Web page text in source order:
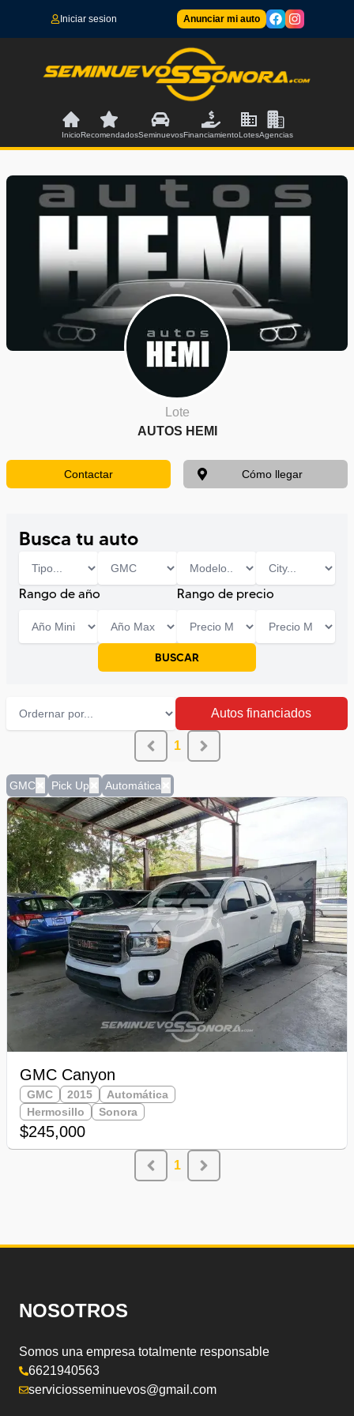
Iniciar sesion Anunciar mi auto
InicioRecomendadosSeminuevosFinanciamientoLotesAgencias
Lote
AUTOS HEMI
Contactar Cómo llegar
Busca tu auto
Rango de año Rango de precio
BUSCAR
Autos financiados
1
GMC Pick Up Automática
GMC Canyon
GMC 2015
Automática
Hermosillo
Sonora
$245,000
1
NOSOTROS
Somos una empresa totalmente responsable
6621940563
serviciosseminuevos@gmail.com